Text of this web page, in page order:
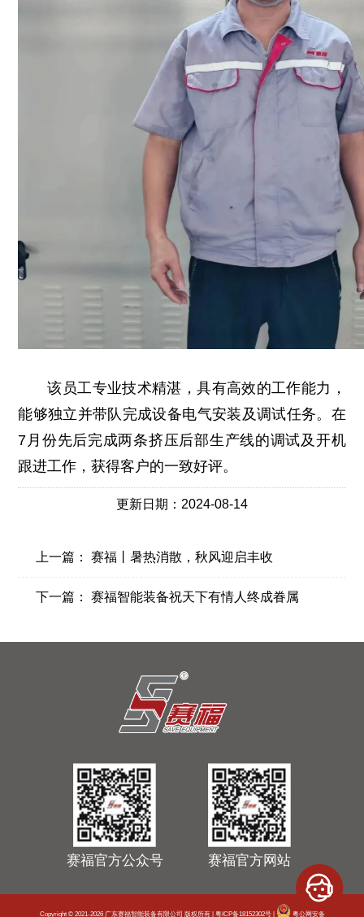
该员工专业技术精湛，具有高效的工作能力，
能够独立并带队完成设备电气安装及调试任务。在
7月份先后完成两条挤压后部生产线的调试及开机
跟进工作，获得客户的一致好评。
更新日期：2024-08-14
上一篇：赛福丨暑热消散，秋风迎启丰收
下一篇：赛福智能装备祝天下有情人终成眷属
赛福官方公众号 赛福官方网站
Copyright © 2021-2026 广东赛福智能装备有限公司 版权所有 | 粤ICP备18152302号| 粤公网安备